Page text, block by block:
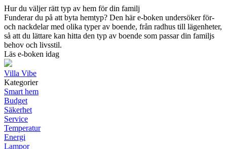
Hur du väljer rätt typ av hem för din familj
Funderar du på att byta hemtyp? Den här e-boken undersöker för-
och nackdelar med olika typer av boende, från radhus till lägenheter,
så att du lättare kan hitta den typ av boende som passar din familjs
behov och livsstil.
Läs e-boken idag
Villa Vibe
Kategorier
Smart hem
Budget
Säkerhet
Service
Temperatur
Energi
Lampor